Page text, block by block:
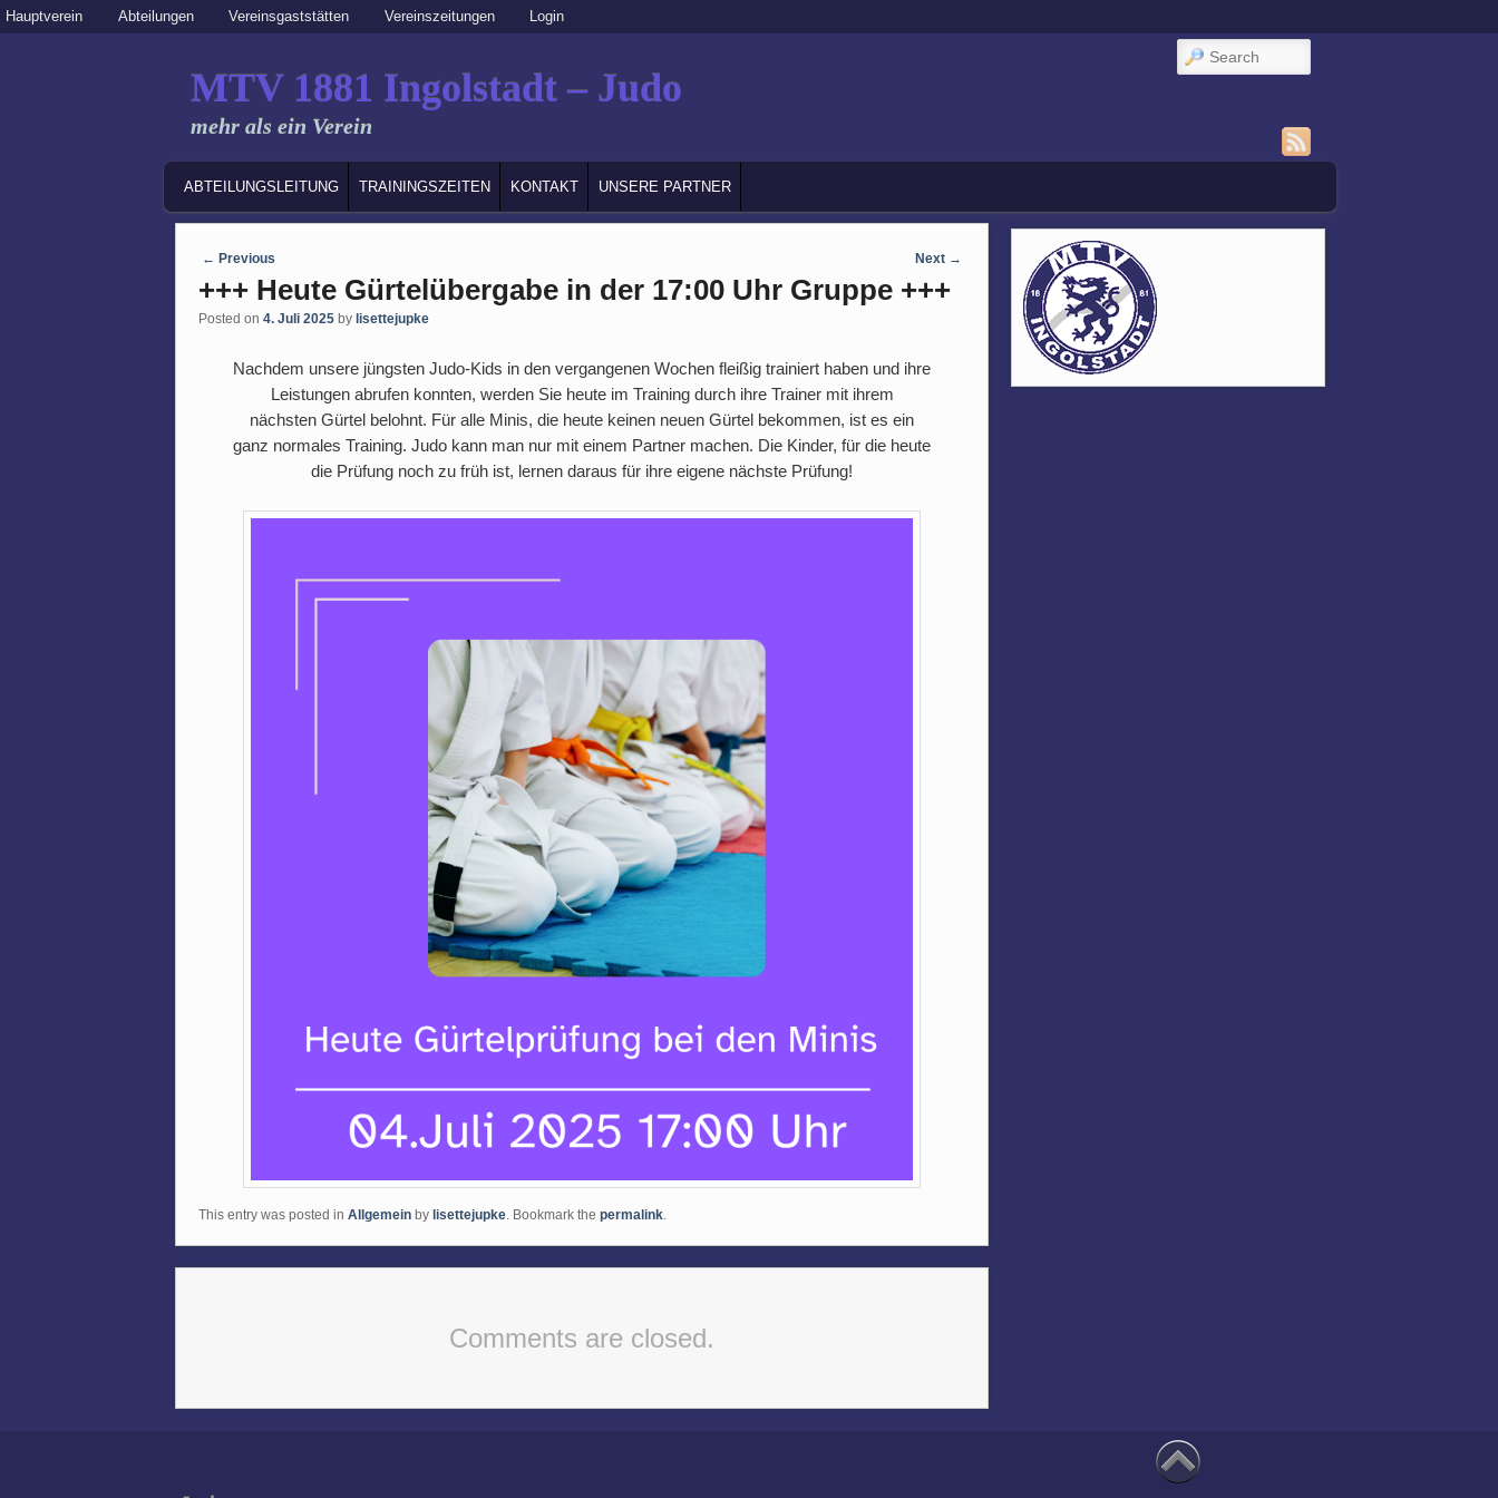
Secondary menu
Skip to primary content
Skip to secondary content
Hauptverein Abteilungen Vereinsgaststätten Vereinszeitungen Login
MTV 1881 Ingolstadt – Judo
mehr als ein Verein
Search
SKIP TO PRIMARY CONTENT
SKIP TO SECONDARY CONTENT
ABTEILUNGSLEITUNG TRAININGSZEITEN KONTAKT UNSERE PARTNER
Post navigation
← Previous Next →
+++ Heute Gürtelübergabe in der 17:00 Uhr Gruppe +++
Posted on 4. Juli 2025 by lisettejupke
Nachdem unsere jüngsten Judo-Kids in den vergangenen Wochen fleißig trainiert haben und ihre
Leistungen abrufen konnten, werden Sie heute im Training durch ihre Trainer mit ihrem
nächsten Gürtel belohnt. Für alle Minis, die heute keinen neuen Gürtel bekommen, ist es ein
ganz normales Training. Judo kann man nur mit einem Partner machen. Die Kinder, für die heute
die Prüfung noch zu früh ist, lernen daraus für ihre eigene nächste Prüfung!
This entry was posted in Allgemein by lisettejupke. Bookmark the permalink.
Comments are closed.